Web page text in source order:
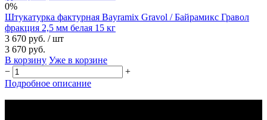
0%
Штукатурка фактурная Bayramix Gravol / Байрамикс Гравол
фракция 2,5 мм белая 15 кг
3 670 руб. / шт
3 670 руб.
В корзину Уже в корзине
−
+
Подробное описание